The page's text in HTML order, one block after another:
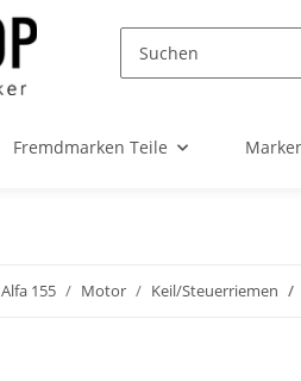
Fremdmarken Teile
Alfa 155 Motor Keil/Steuerriemen